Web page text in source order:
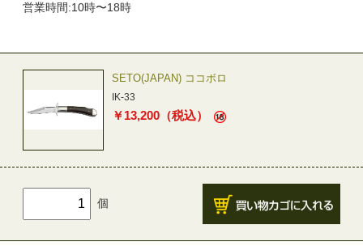
営業時間:10時〜18時
SETO(JAPAN) ココボロ
IK-33
￥13,200 （税込）
個